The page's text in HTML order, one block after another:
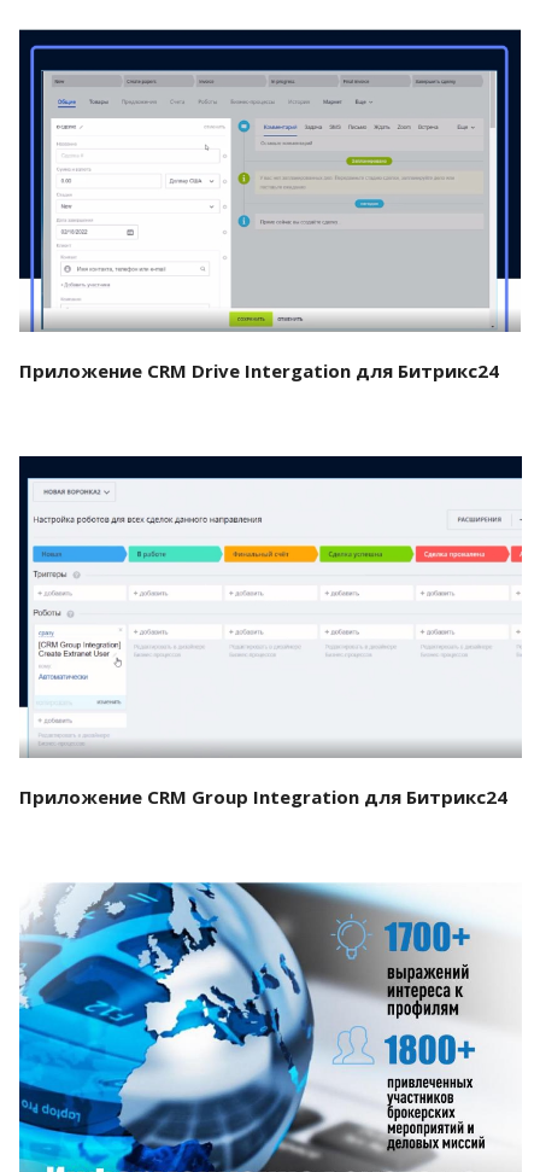
Смотреть проект
Приложение CRM Drive Intergation для Битрикс24
Смотреть проект
Приложение CRM Group Integration для Битрикс24
Смотреть проект